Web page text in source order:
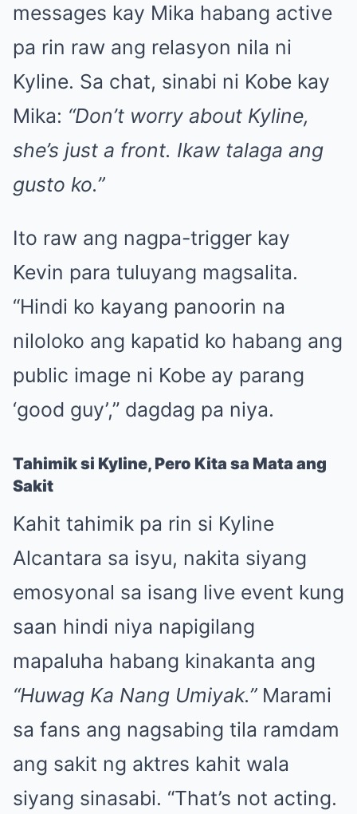
messages kay Mika habang active
pa rin raw ang relasyon nila ni
Kyline. Sa chat, sinabi ni Kobe kay
Mika: “Don’t worry about Kyline,
she’s just a front. Ikaw talaga ang
gusto ko.”
Ito raw ang nagpa-trigger kay
Kevin para tuluyang magsalita.
“Hindi ko kayang panoorin na
niloloko ang kapatid ko habang ang
public image ni Kobe ay parang
‘good guy’,” dagdag pa niya.
Tahimik si Kyline, Pero Kita sa Mata ang
Sakit
Kahit tahimik pa rin si Kyline
Alcantara sa isyu, nakita siyang
emosyonal sa isang live event kung
saan hindi niya napigilang
mapaluha habang kinakanta ang
“Huwag Ka Nang Umiyak.”Marami
sa fans ang nagsabing tila ramdam
ang sakit ng aktres kahit wala
siyang sinasabi. “That’s not acting.